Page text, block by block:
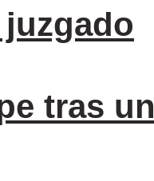
tras un